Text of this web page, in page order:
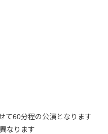
て60分程の公演となります
なります